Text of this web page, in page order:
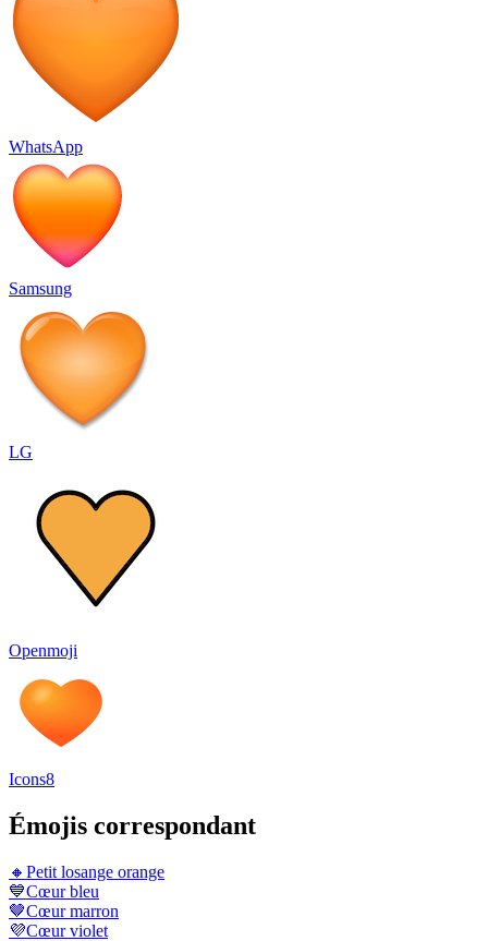
WhatsApp
Samsung
LG
Openmoji
Icons8
Émojis correspondant
🔸 Petit losange orange
💙Cœur bleu
🤎Cœur marron
💜Cœur violet